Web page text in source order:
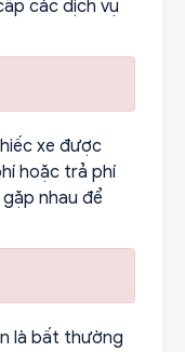
các dịch vụ
xe được
hoặc trả phí
nhau để
là bất thường